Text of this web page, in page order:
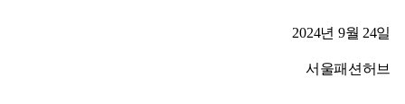
2024년 9월 24일
서울패션허브